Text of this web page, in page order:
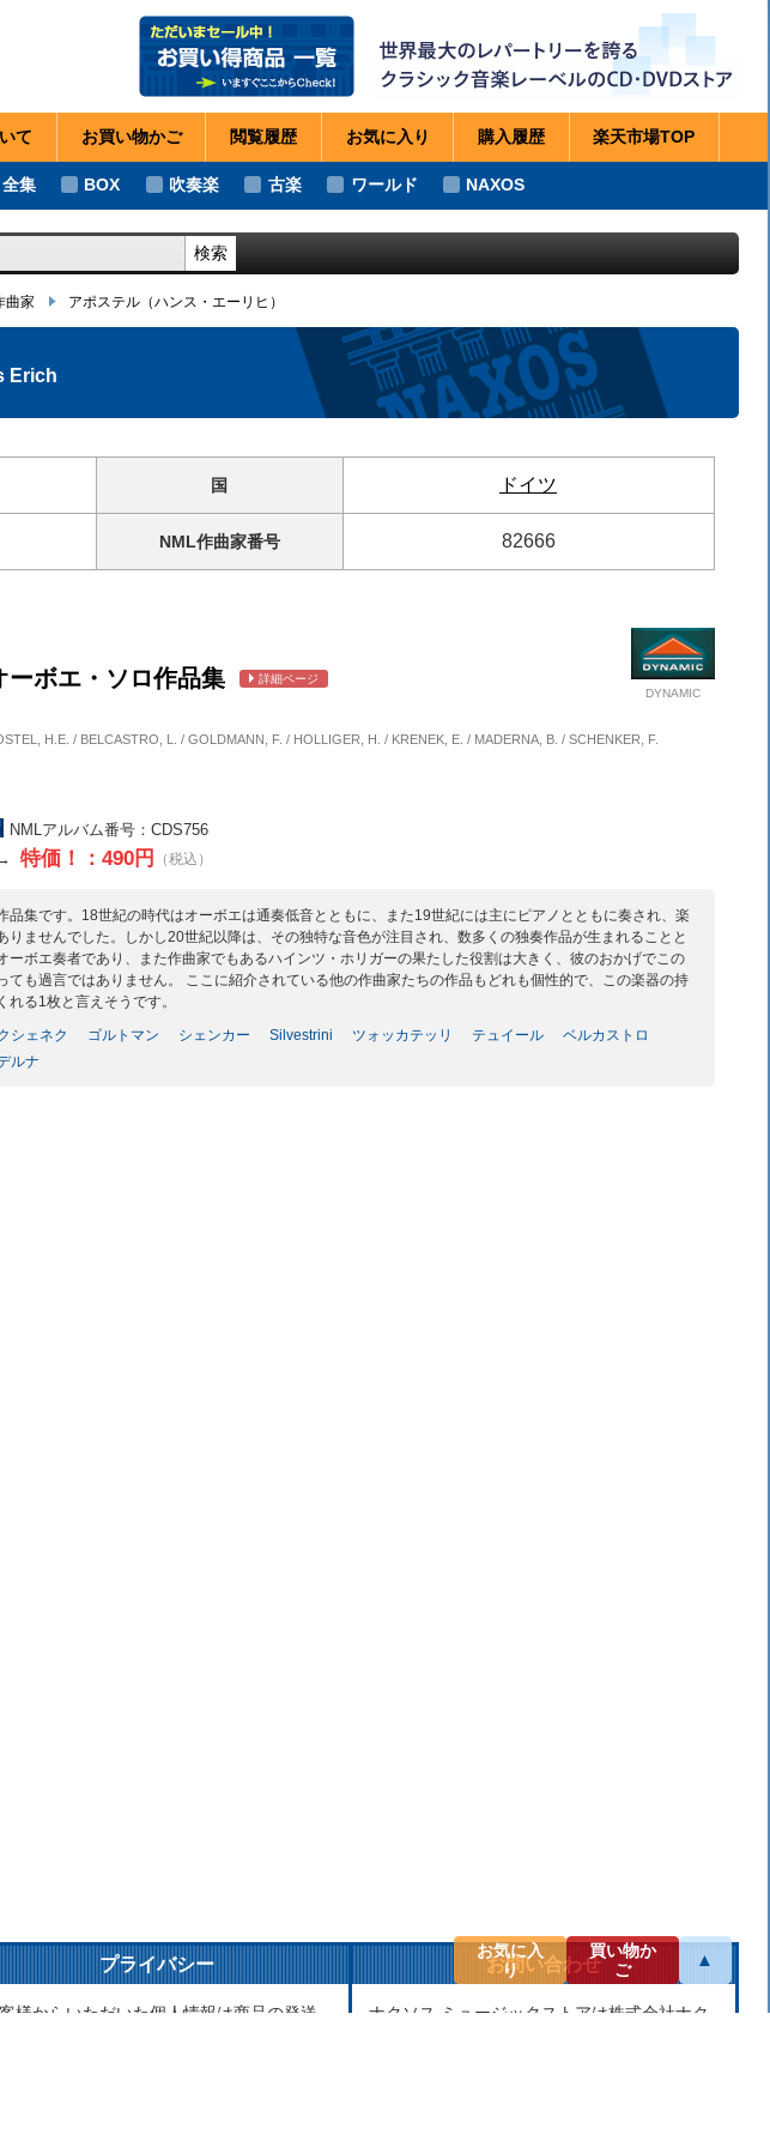
て お買い物かご 閲覧履歴 お気に 入り 購入履歴 楽天市場TOP
全集 BOX 吹奏楽 古楽 ワールド NAXOS
検索
曲家 アポステル（ハンス・エーリヒ）
Erich
国 ドイツ
NML作曲家番号 82666
DYNAMIC
ーボエ・ソロ作品集
詳細ページ
H.E. / BELCASTRO, L. / GOLDMANN, F. / HOLLIGER, H. / KRENEK, E. / MADERNA, B. / SCHENKER, F.
NMLアルバム番号：CDS756
特価！：490円 （税込）
品集です。18世紀の時代はオーボエは通奏低音とともに、また19世紀には主にピアノとともに奏され、楽
りませんでした。しかし20世紀以降は、その独特な音色が注目され、数多くの独奏作品が生まれることと
ーボエ奏者であり、また作曲家でもあるハインツ・ホリガーの果たした役割は大きく、彼のおかげでこの
ても過言ではありません。 ここに紹介されている他の作曲家たちの作品もどれも個性的で、この楽器の持
る1枚と言えそうです。
シェネク ゴルトマン シェンカー Silvestrini ツォッカテッリ テュイール
ベルカストロ
ルナ
プライバシー
様からいただいた個人情報は商品の発送
お問い合わせ
ナクソス ミュージックストアは株式会社ナク
お気に入
り
買い物か
ご
▲